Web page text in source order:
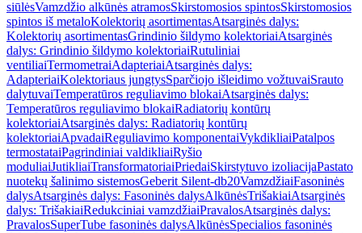
siūlėsVamzdžio alkūnės atramosSkirstomosios spintosSkirstomosios
spintos iš metaloKolektorių asortimentasAtsarginės dalys:
Kolektorių asortimentasGrindinio šildymo kolektoriaiAtsarginės
dalys: Grindinio šildymo kolektoriaiRutuliniai
ventiliaiTermometraiAdapteriaiAtsarginės dalys:
AdapteriaiKolektoriaus jungtysSparčiojo išleidimo vožtuvaiSrauto
dalytuvaiTemperatūros reguliavimo blokaiAtsarginės dalys:
Temperatūros reguliavimo blokaiRadiatorių kontūrų
kolektoriaiAtsarginės dalys: Radiatorių kontūrų
kolektoriaiApvadaiReguliavimo komponentaiVykdikliaiPatalpos
termostataiPagrindiniai valdikliaiRyšio
moduliaiJutikliaiTransformatoriaiPriedaiSkirstytuvo izoliacijaPastato
nuotekų šalinimo sistemosGeberit Silent-db20VamzdžiaiFasoninės
dalysAtsarginės dalys: Fasoninės dalysAlkūnėsTrišakiaiAtsarginės
dalys: TrišakiaiRedukciniai vamzdžiaiPravalosAtsarginės dalys:
PravalosSuperTube fasoninės dalysAlkūnėsSpecialios fasoninės